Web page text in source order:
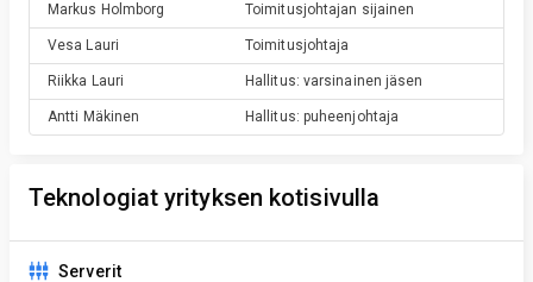
Markus Holmborg Toimitusjohtajan sijainen
Vesa Lauri Toimitusjohtaja
Riikka Lauri Hallitus: varsinainen jäsen
Antti Mäkinen Hallitus: puheenjohtaja
Teknologiat yrityksen kotisivulla
Serverit